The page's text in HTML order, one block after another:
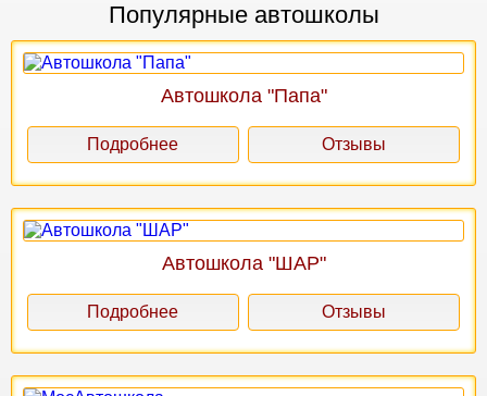
Популярные автошколы
Автошкола "Папа"
Подробнее Отзывы
Автошкола "ШАР"
Подробнее Отзывы